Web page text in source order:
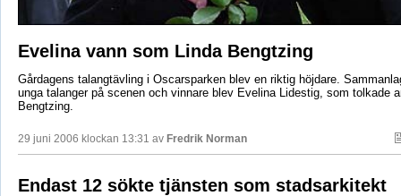
Evelina vann som Linda Bengtzing
Gårdagens talangtävling i Oscarsparken blev en riktig höjdare.
unga talanger på scenen och vinnare blev Evelina Lidestig, som tolkade
Bengtzing.
29 juni 2006 klockan 13:31 av Fredrik Norman
Endast 12 sökte tjänsten som stadsarkitekt